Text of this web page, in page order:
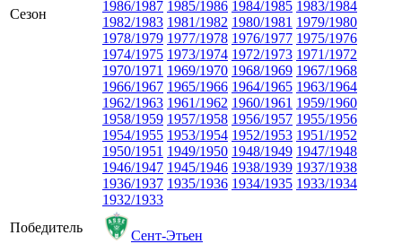
Сезон
1986/1987 1985/1986 1984/1985 1983/1984
1982/1983 1981/1982 1980/1981 1979/1980
1978/1979 1977/1978 1976/1977 1975/1976
1974/1975 1973/1974 1972/1973 1971/1972
1970/1971 1969/1970 1968/1969 1967/1968
1966/1967 1965/1966 1964/1965 1963/1964
1962/1963 1961/1962 1960/1961 1959/1960
1958/1959 1957/1958 1956/1957 1955/1956
1954/1955 1953/1954 1952/1953 1951/1952
1950/1951 1949/1950 1948/1949 1947/1948
1946/1947 1945/1946 1938/1939 1937/1938
1936/1937 1935/1936 1934/1935 1933/1934
1932/1933
Победитель
Сент-Этьен